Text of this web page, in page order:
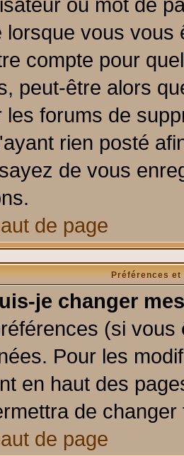
ou mot de
lorsque vous
compte pour
peut-être alors
les forums de
rien posté
de vous
de page
Préférences
je changer
(si
Pour les
en haut des
de
de page